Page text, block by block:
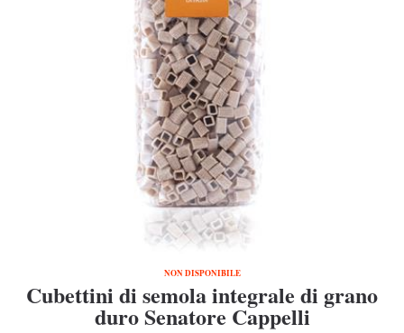
NON DISPONIBILE
Cubettini di semola integrale di grano
duro Senatore Cappelli